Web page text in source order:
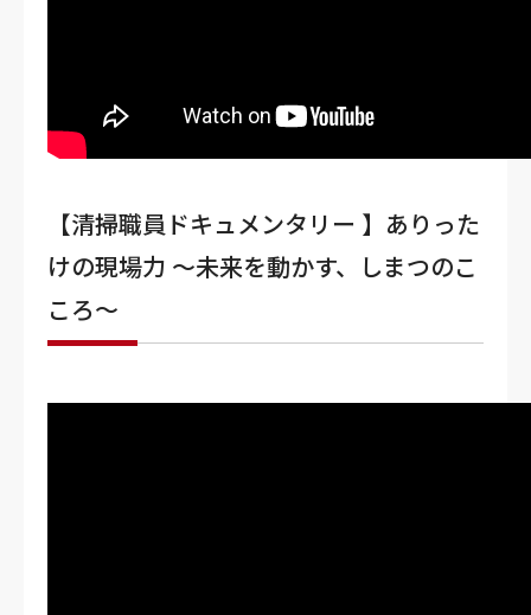
【清掃職員ドキュメンタリー 】ありった
けの現場力 〜未来を動かす、しまつのこ
ころ〜